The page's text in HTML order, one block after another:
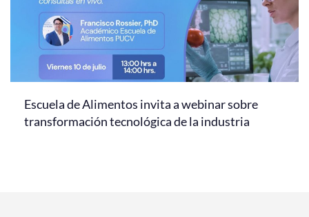
Escuela de Alimentos invita a webinar sobre
transformación tecnológica de la industria